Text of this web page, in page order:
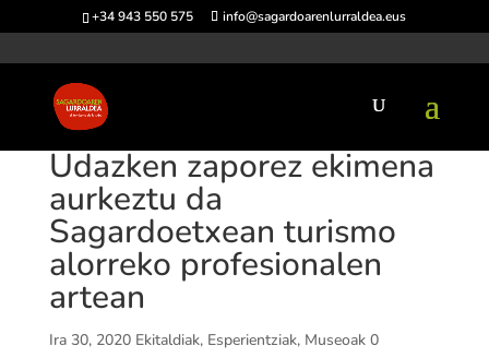
+34 943 550 575 info@sagardoarenlurraldea.eus
Udazken zaporez ekimena
aurkeztu da
Sagardoetxean turismo
alorreko profesionalen
artean
Ira 30, 2020 Ekitaldiak, Esperientziak, Museoak 0